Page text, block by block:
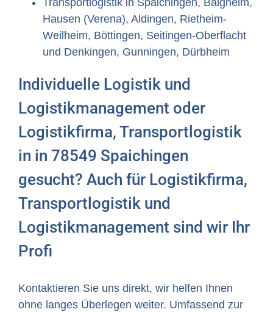
Hausen (Verena), Aldingen, Rietheim-
Weilheim, Böttingen, Seitingen-Oberflacht
und Denkingen, Gunningen, Dürbheim
Individuelle Logistik und
Logistikmanagement oder
Logistikfirma, Transportlogistik
in in 78549 Spaichingen
gesucht? Auch für Logistikfirma,
Transportlogistik und
Logistikmanagement sind wir Ihr
Profi
Kontaktieren Sie uns direkt, wir helfen Ihnen
ohne langes Überlegen weiter. Umfassend zur